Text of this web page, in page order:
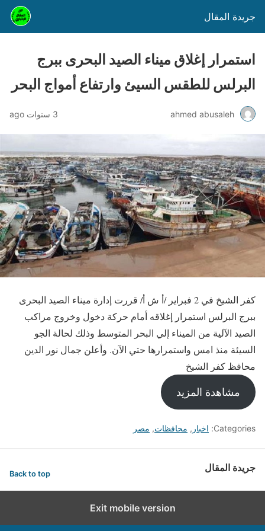
جريدة المقال
استمرار إغلاق ميناء الصيد البحرى ببرج
البرلس للطقس السيئ وارتفاع أمواج البحر
ahmed abusaleh 3 سنوات ago
كفر الشيخ في 2 فبراير /أ ش أ/ قررت إدارة ميناء الصيد البحرى
ببرج البرلس استمرار إغلاقه أمام حركة دخول وخروج مراكب
الصيد الآلية من الميناء إلي البحر المتوسط وذلك لحالة الجو
السيئة منذ امس واستمرارها حتي الآن. وأعلن جمال نور الدين
محافظ كفر الشيخ
مشاهدة المزيد
Categories: اخبار , محافظات, مصر
جريدة المقال Back to top
Exit mobile version